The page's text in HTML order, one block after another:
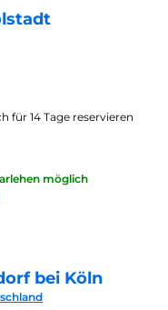
für 14 Tage reservieren
möglich
bei Köln